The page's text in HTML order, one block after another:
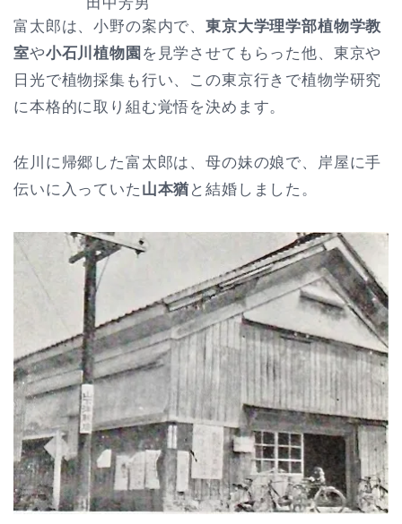
田中芳男
富太郎は、小野の案内で、東京大学理学部植物学教
室や小石川植物園 を見学させてもらった他、東京や
日光で植物採集も行い、この東京行きで植物学研究
に本格的に取り組む覚悟を決めます。
佐川に帰郷した富太郎は、母の妹の娘で、岸屋に手
伝いに入っていた 山本猶と結婚しました。